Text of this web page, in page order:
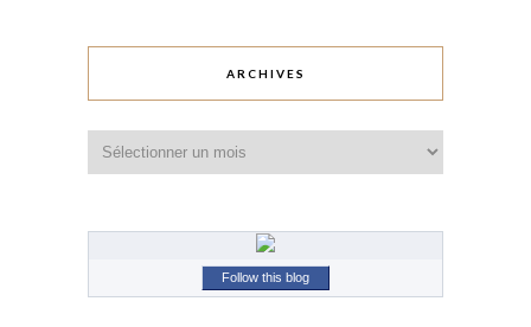
ARCHIVES
Follow this blog